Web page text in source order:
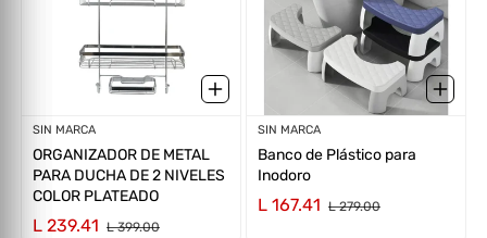
Proveedor:
SIN MARCA
ORGANIZADOR DE METAL
PARA DUCHA DE 2 NIVELES
COLOR PLATEADO
L 239.41 L 399.00
Proveedor:
SIN MARCA
Banco de Plástico para
Inodoro
L 167.41 L 279.00